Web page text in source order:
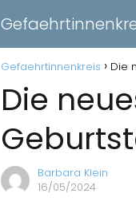
Gefaehrtinnenkreis Die
Die
Barbara Klein
16/05/2024